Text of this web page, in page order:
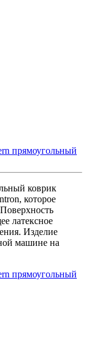
прямоугольный
коврик
которое
латексное
Изделие
машине на
прямоугольный